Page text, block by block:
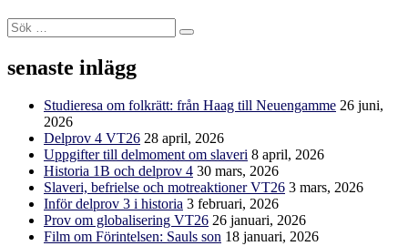
Sök
efter:
Sök
senaste inlägg
Studieresa om folkrätt: från Haag till Neuengamme 26 juni,
2026
Delprov 4 VT26 28 april, 2026
Uppgifter till delmoment om slaveri 8 april, 2026
Historia 1B och delprov 4 30 mars, 2026
Slaveri, befrielse och motreaktioner VT26 3 mars, 2026
Inför delprov 3 i historia 3 februari, 2026
Prov om globalisering VT26 26 januari, 2026
Film om Förintelsen: Sauls son 18 januari, 2026